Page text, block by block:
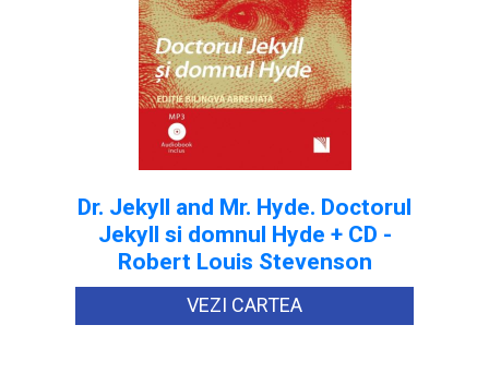
Dr. Jekyll and Mr. Hyde. Doctorul
Jekyll si domnul Hyde + CD -
Robert Louis Stevenson
VEZI CARTEA